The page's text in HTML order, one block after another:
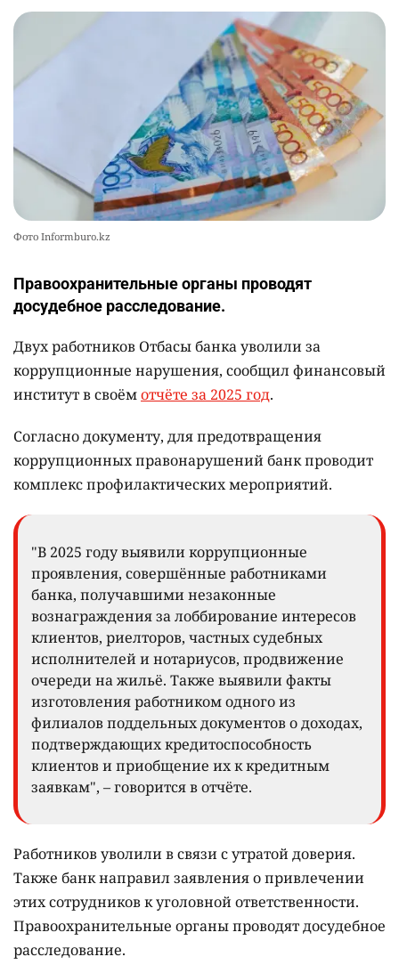
Фото Informburo.kz
Правоохранительные органы проводят
досудебное расследование.
Двух работников Отбасы банка уволили за
коррупционные нарушения, сообщил финансовый
институт в своёмотчёте за 2025 год.
Согласно документу, для предотвращения
коррупционных правонарушений банк проводит
комплекс профилактических мероприятий.
"В 2025 году выявили коррупционные
проявления, совершённые работниками
банка, получавшими незаконные
вознаграждения за лоббирование интересов
клиентов, риелторов, частных судебных
исполнителей и нотариусов, продвижение
очереди на жильё. Также выявили факты
изготовления работником одного из
филиалов поддельных документов о доходах,
подтверждающих кредитоспособность
клиентов и приобщение их к кредитным
заявкам", – говорится в отчёте.
Работников уволили в связи с утратой доверия.
Также банк направил заявления о привлечении
этих сотрудников к уголовной ответственности.
Правоохранительные органы проводят досудебное
расследование.